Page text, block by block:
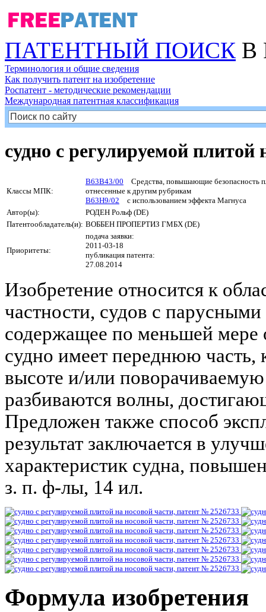
ПАТЕНТНЫЙ ПОИСК В
Терминология и общие сведения
Как получить патент на изобретение
Роспатент - методические рекомендации
Международная патентная классификация
судно с регулируемой плитой
Классы МПК:
B63B43/00 Средства, повышающие безопасность
отнесенные к другим рубрикам
B63H9/02 с использованием эффекта Магнуса
Автор(ы):
РОДЕН Рольф (DE)
Патентообладатель(и): ВОББЕН ПРОПЕРТИЗ ГМБХ (DE)
Приоритеты:
подача заявки:
2011-03-18
публикация патента:
27.08.2014
Изобретение относится к
частности, судов с
содержащее по меньшей мере
судно имеет переднюю часть,
высоте и/или
разбиваются волны,
Предложен также способ
результат заключается в
характеристик судна,
з. п. ф-лы, 14 ил.
Формула изобретения